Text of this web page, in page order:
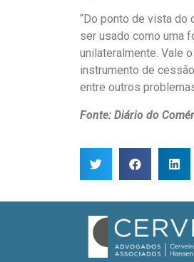
“Do ponto de vista do
ser usado como uma
unilateralmente. Vale
instrumento de
entre outros
Fonte: Diário do